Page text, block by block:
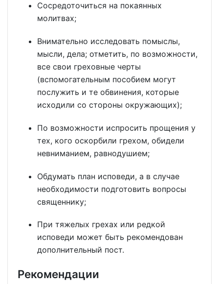
Сосредоточиться на покаянных
молитвах;
Внимательно исследовать помыслы,
мысли, дела; отметить, по возможности,
все свои греховные черты
(вспомогательным пособием могут
послужить и те обвинения, которые
исходили со стороны окружающих);
По возможности испросить прощения у
тех, кого оскорбили грехом, обидели
невниманием, равнодушием;
Обдумать план исповеди, а в случае
необходимости подготовить вопросы
священнику;
При тяжелых грехах или редкой
исповеди может быть рекомендован
дополнительный пост.
Рекомендации